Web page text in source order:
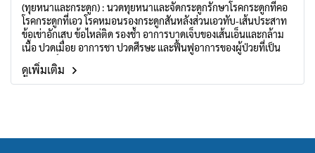
(ทุยหนาและกระดูก) : นวดทุยหนาและจัดกระดูกรักษาโรคกระดูกที่คอ
โรคกระดูกที่เอว โรคหมอนรองกระดูกสันหลังส่วนเอวทับ-เส้นประสาท
ข้อเข่าอักเสบ ข้อไหล่ติด รองช้ำ อาการบาดเจ็บของเส้นเอ็นและกล้าม
เนื้อ ปวดเมื่อย อาการชา ปวดศีรษะ และฟื้นฟูอาการของผู้ป่วยที่เป็น
อัมพฤกษ์ อัมพาต
ดูเพิ่มเติม